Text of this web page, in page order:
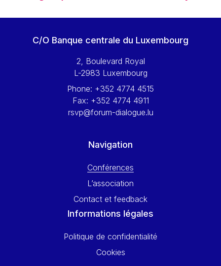
Viviane Reding
Walter Hagg
Wolfgang Ketterle
Yossi Beillin
Yves FRANCHET
C/O Banque centrale du Luxembourg
2, Boulevard Royal
L-2983 Luxembourg
Phone: +352 4774 4515
Fax: +352 4774 4911
rsvp@forum-dialogue.lu
Navigation
Conférences
L’association
Contact et feedback
Informations légales
Politique de confidentialité
Cookies